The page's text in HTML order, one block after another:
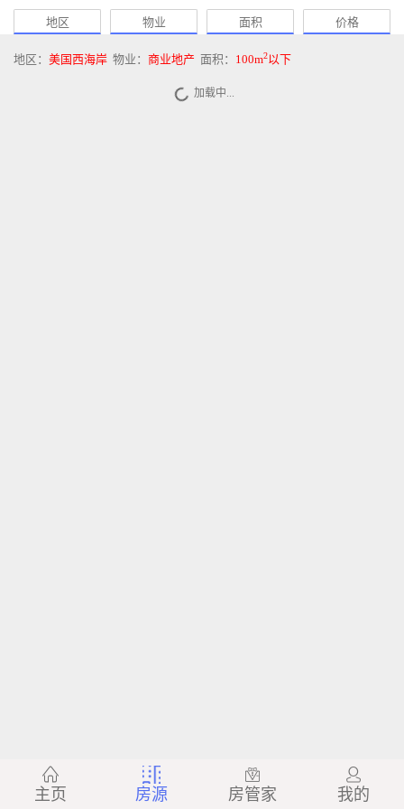
地区 物业 面积 价格
地区： 美国西海岸 物业： 商业地产 面积： 100m2以下
加载中...
主页 房源 房管家 我的